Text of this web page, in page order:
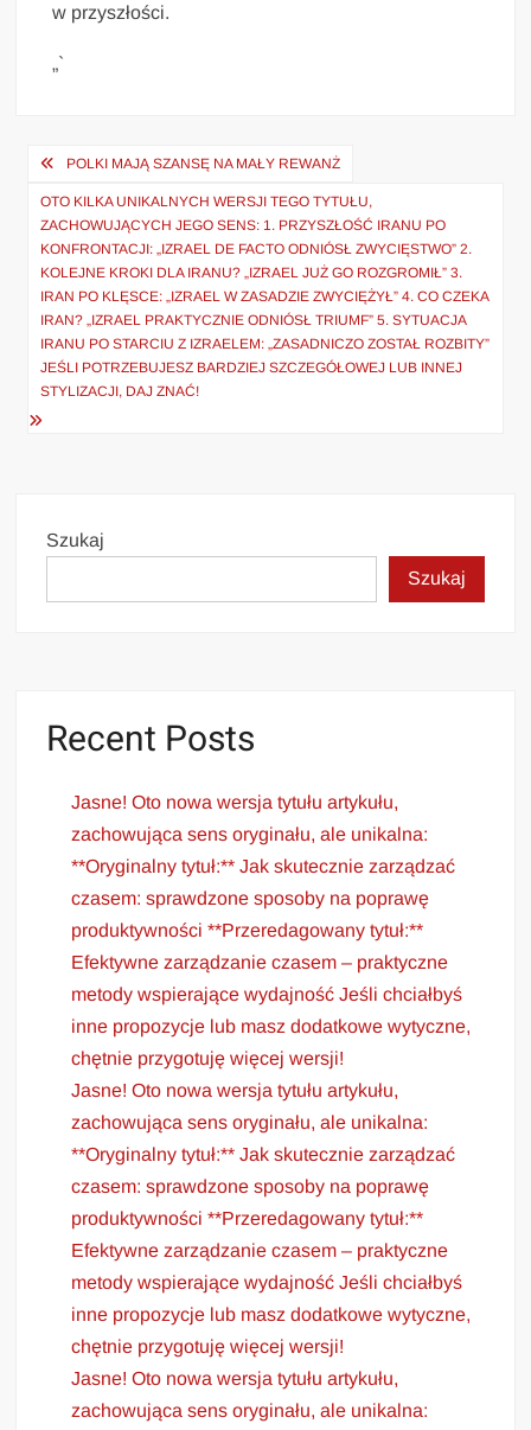
w przyszłości.
„`
Nawigacja
wpisu
POLKI MAJĄ SZANSĘ NA MAŁY REWANŻ
OTO KILKA UNIKALNYCH WERSJI TEGO TYTUŁU,
ZACHOWUJĄCYCH JEGO SENS: 1. PRZYSZŁOŚĆ IRANU PO
KONFRONTACJI: „IZRAEL DE FACTO ODNIÓSŁ ZWYCIĘSTWO” 2.
KOLEJNE KROKI DLA IRANU? „IZRAEL JUŻ GO ROZGROMIŁ” 3.
IRAN PO KLĘSCE: „IZRAEL W ZASADZIE ZWYCIĘŻYŁ” 4. CO CZEKA
IRAN? „IZRAEL PRAKTYCZNIE ODNIÓSŁ TRIUMF” 5. SYTUACJA
IRANU PO STARCIU Z IZRAELEM: „ZASADNICZO ZOSTAŁ ROZBITY”
JEŚLI POTRZEBUJESZ BARDZIEJ SZCZEGÓŁOWEJ LUB INNEJ
STYLIZACJI, DAJ ZNAĆ!
Szukaj
Szukaj
Recent Posts
Jasne! Oto nowa wersja tytułu artykułu,
zachowująca sens oryginału, ale unikalna:
**Oryginalny tytuł:** Jak skutecznie zarządzać
czasem: sprawdzone sposoby na poprawę
produktywności **Przeredagowany tytuł:**
Efektywne zarządzanie czasem – praktyczne
metody wspierające wydajność Jeśli chciałbyś
inne propozycje lub masz dodatkowe wytyczne,
chętnie przygotuję więcej wersji!
Jasne! Oto nowa wersja tytułu artykułu,
zachowująca sens oryginału, ale unikalna:
**Oryginalny tytuł:** Jak skutecznie zarządzać
czasem: sprawdzone sposoby na poprawę
produktywności **Przeredagowany tytuł:**
Efektywne zarządzanie czasem – praktyczne
metody wspierające wydajność Jeśli chciałbyś
inne propozycje lub masz dodatkowe wytyczne,
chętnie przygotuję więcej wersji!
Jasne! Oto nowa wersja tytułu artykułu,
zachowująca sens oryginału, ale unikalna: